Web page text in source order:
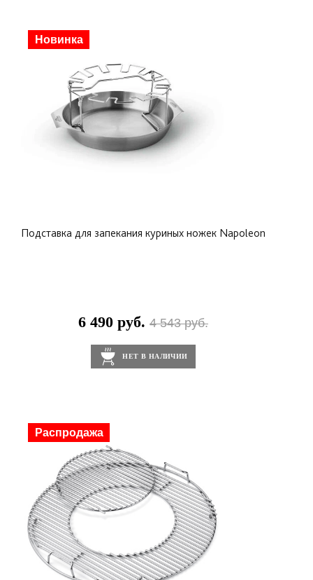
Скидка
Новинка
Подставка для запекания куриных ножек Napoleon
6 490 руб. 4 543 руб.
НЕТ В НАЛИЧИИ
Распродажа